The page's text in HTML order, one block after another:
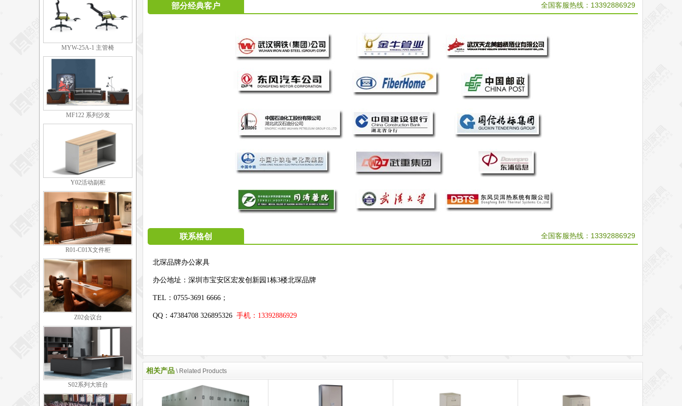
MYW-25A-1 主管椅
MF122 系列沙发
Y02活动副柜
R01-C01X文件柜
Z02会议台
S02系列大班台
部分经典客户 全国客服热线： 13392886929
联系格创 全国客服热线： 13392886929
北琛品牌办公家具
办公地址： 深圳市宝安区宏发创新园1栋3楼北琛品牌
TEL：0755-3691 6666；
QQ：47384708 326895326 手机：13392886929
相关产品 \ Related Products